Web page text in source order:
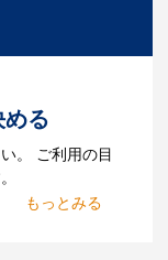
る
。 ご利用の目